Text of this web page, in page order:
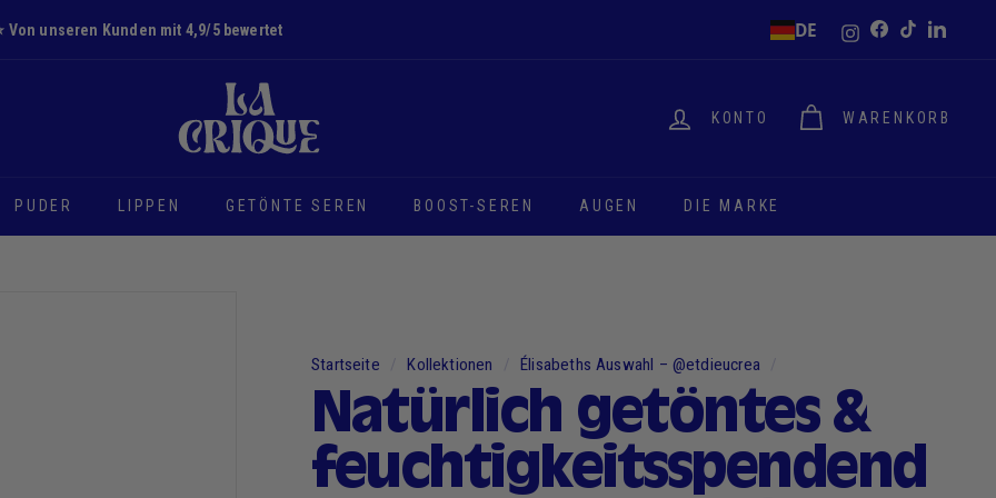
Von unseren Kunden mit 4,9/5 bewertet DE
Instagram
Facebook
TikTok
D
i
e
u
KONTO WARENKORB
PUDER LIPPEN GETÖNTE SEREN BOOST-SEREN AUGEN DIE MARKE
Startseite Kollektionen Élisabeths Auswahl – @etdieucrea
Natürlich getöntes &
feuchtigkeitsspendend